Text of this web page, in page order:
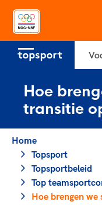
Over
Sportagenda 2032
Leden
Raad van Toezicht
Merkbescherming
Sportdeelname
Bonden en
Clubbestuurders
Coördinatoren en
Topsport
Voor talentvolle
Voor bonden
Hoe
transitie
Home
Topsport
Topsportbeleid
Top
Hoe brengen we